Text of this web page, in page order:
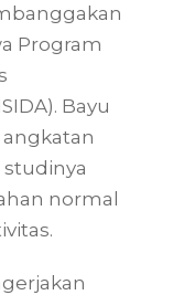
Program
Bayu
angkatan
studinya
normal